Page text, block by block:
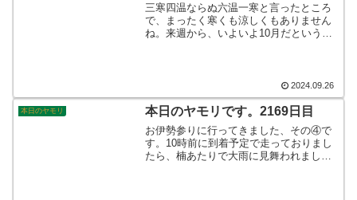
三寒四温ならぬ六温一寒と言ったところ
で、まったく寒くも涼しくもありません
ね。来週から、いよいよ10月だというの
2024.09.26
本日のヤモリ 本日のヤモリです。2169日目
お伊勢参りに行ってきました、その④で
す。10時前に到着予定で走っておりまし
たら、楠あたりで大雨に見舞われまし